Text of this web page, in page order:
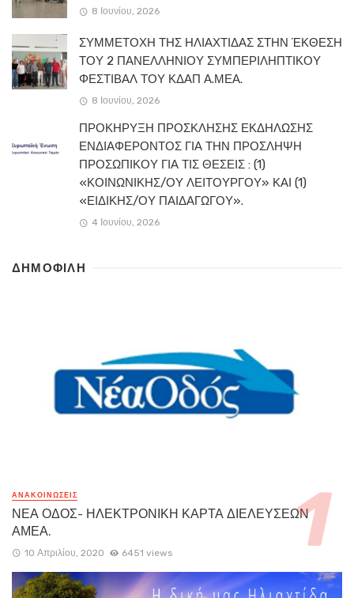
8 Ιουνίου, 2026
ΣΥΜΜΕΤΟΧΗ ΤΗΣ ΗΛΙΑΧΤΙΔΑΣ ΣΤΗΝ ΈΚΘΕΣΗ
ΤΟΥ 2 ΠΑΝΕΛΛΗΝΙΟΥ ΣΥΜΠΕΡΙΛΗΠΤΙΚΟΥ
ΦΕΣΤΙΒΑΛ ΤΟΥ ΚΔΑΠ Α.ΜΕΑ.
8 Ιουνίου, 2026
ΠΡΟΚΗΡΥΞΗ ΠΡΟΣΚΛΗΣΗΣ ΕΚΔΗΛΩΣΗΣ
ΕΝΔΙΑΦΕΡΟΝΤΟΣ ΓΙΑ ΤΗΝ ΠΡΟΣΛΗΨΗ
ΠΡΟΣΩΠΙΚΟΥ ΓΙΑ ΤΙΣ ΘΕΣΕΙΣ : (1)
«ΚΟΙΝΩΝΙΚΗΣ/ΟΥ ΛΕΙΤΟΥΡΓΟΥ» ΚΑΙ (1)
«ΕΙΔΙΚΗΣ/ΟΥ ΠΑΙΔΑΓΩΓΟΥ».
4 Ιουνίου, 2026
ΔΗΜΟΦΙΛΗ
ΑΝΑΚΟΙΝΏΣΕΙΣ
ΝΕΑ ΟΔΟΣ- ΗΛΕΚΤΡΟΝΙΚΗ ΚΑΡΤΑ ΔΙΕΛΕΥΣΕΩΝ
ΑΜΕΑ.
10 Απριλίου, 2020 6451 views